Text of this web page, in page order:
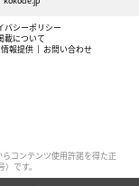
バシーポリシー
載について
情報提供 お問い合わせ
コンテンツ使用許諾を得た正
です。